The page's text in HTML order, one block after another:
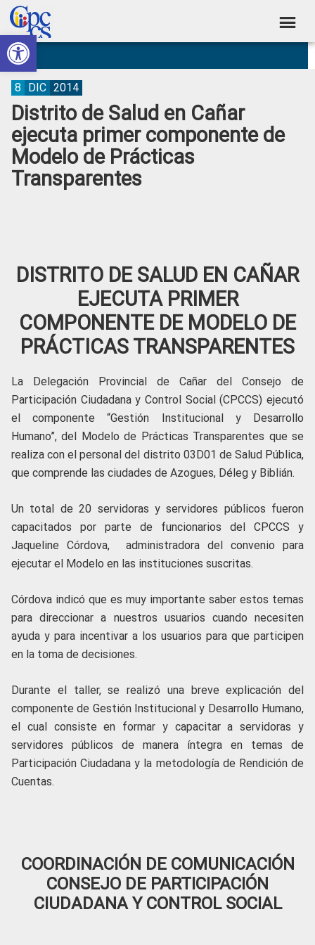
Abrir barra de herramientas
Skip
to
primary
navigation
Skip
to
main
content
Skip
to
primary
sidebar
Skip
to
footer
Consejo
de
Participación
Ciudadana
Control
Social
Construyendo
Poder
Ciudadano
Distrito de Salud en Cañar
ejecuta primer componente de
Modelo de Prácticas
Transparentes
8 DIC 2014
DISTRITO DE SALUD EN CAÑAR
EJECUTA PRIMER
COMPONENTE DE MODELO DE
PRÁCTICAS TRANSPARENTES
La Delegación Provincial de Cañar del Consejo de
Participación Ciudadana y Control Social (CPCCS) ejecutó
el componente “Gestión Institucional y Desarrollo
Humano”, del Modelo de Prácticas Transparentes que se
realiza con el personal del distrito 03D01 de Salud Pública,
que comprende las ciudades de Azogues, Déleg y Biblián.
Un total de 20 servidoras y servidores públicos fueron
capacitados por parte de funcionarios del CPCCS y
Jaqueline Córdova, administradora del convenio para
ejecutar el Modelo en las instituciones suscritas.
Córdova indicó que es muy importante saber estos temas
para direccionar a nuestros usuarios cuando necesiten
ayuda y para incentivar a los usuarios para que participen
en la toma de decisiones.
Durante el taller, se realizó una breve explicación del
componente de Gestión Institucional y Desarrollo Humano,
el cual consiste en formar y capacitar a servidoras y
servidores públicos de manera íntegra en temas de
Participación Ciudadana y la metodología de Rendición de
Cuentas.
COORDINACIÓN DE COMUNICACIÓN
CONSEJO DE PARTICIPACIÓN
CIUDADANA Y CONTROL SOCIAL